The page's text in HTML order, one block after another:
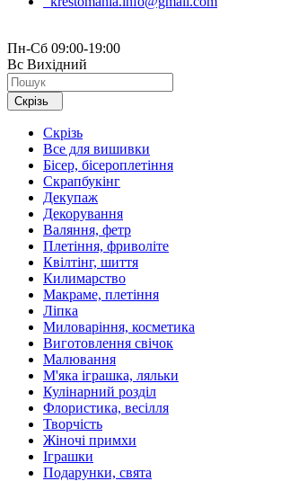
Пн-Сб 09:00-19:00
Вс Вихідний
Скрізь
Скрізь
Все для вишивки
Бісер, бісероплетіння
Скрапбукінг
Декупаж
Декорування
Валяння, фетр
Плетіння, фриволіте
Квілтінг, шиття
Килимарство
Макраме, плетіння
Ліпка
Миловаріння, косметика
Виготовлення свічок
Малювання
М'яка іграшка, ляльки
Кулінарний розділ
Флористика, весілля
Творчість
Жіночі примхи
Іграшки
Подарунки, свята